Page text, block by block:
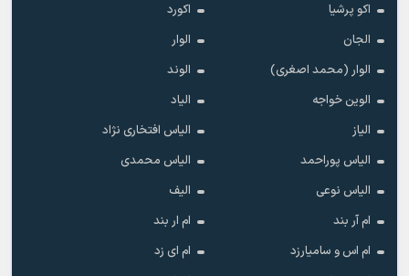
اکو پرشیا
اکورد
الجان
الوار
الوار (محمد اصغری)
الوند
الوین خواجه
الیاد
الیاز
الیاس افتخاری نژاد
الیاس پوراحمد
الیاس محمدی
الیاس نوعی
الیف
ام آر بند
ام ار بند
ام اس و سامیارزد
ام ای زد